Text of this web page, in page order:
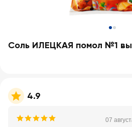
Соль ИЛЕЦКАЯ помол №1
4.9
07